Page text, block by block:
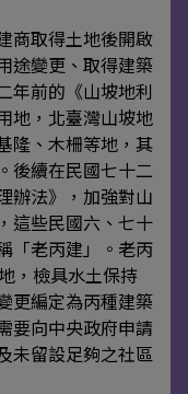
商取得土地後開啟
途變更、取得建築
年前的《山坡地利
地，北臺灣山坡地
隆、木柵等地，其
後續在民國七十二
辦法》，加強對山
這些民國六、七十
「老丙建」。老丙
，檢具水土保持
更編定為丙種建築
要向中央政府申請
未留設足夠之社區